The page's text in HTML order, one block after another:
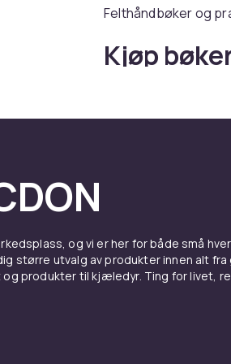
Felthåndbøker og
Kjøp
og vi er her for både små
større utvalg av produkter innen alt fra
og produkter til kjæledyr. Ting for livet,